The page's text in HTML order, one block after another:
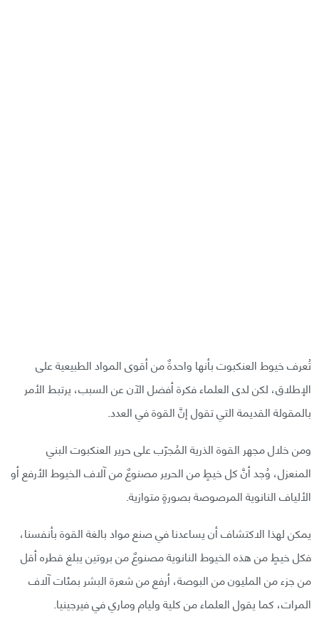
تُعرف خيوط العنكبوت بأنها واحدةٌ من أقوى المواد الطبيعية على
الإطلاق، لكن لدى العلماء فكرة أفضل الآن عن السبب، يرتبط الأمر
بالمقولة القديمة التي تقول إنَّ القوة في العدد.
ومن خلال مجهر القوة الذرية المُجرّب على حرير العنكبوت البني
المنعزل، وُجد أنَّ كل خيطٍ من الحرير مصنوعٌ من آلاف الخيوط الأرفع أو
الألياف النانوية المرصوصة بصورةٍ متوازية.
يمكن لهذا الاكتشاف أن يساعدنا في صنع مواد بالغة القوة بأنفسنا،
فكل خيطٍ من هذه الخيوط النانوية مصنوعٌ من بروتين يبلغ قطره أقل
من جزء من المليون من البوصة، أرفع من شعرة البشر بمئات آلاف
المرات، كما يقول العلماء من كلية وليام وماري في فيرجينيا.